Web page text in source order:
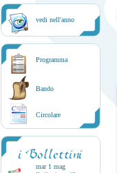
vedi nell'anno
Programma
Bando
Circolare
i Bollettini
mar 1 mag